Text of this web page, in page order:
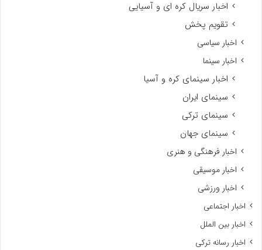
اخبار سریال کره ای و آسیایی
تقویم پخش
اخبار سیاسی
اخبار سینما
اخبار سینمای کره و آسیا
سینمای ایران
سینمای ترکی
سینمای جهان
اخبار فرهنگی و هنری
اخبار موسیقی
اخبار ورزشی
اخبار اجتماعی
اخبار بین الملل
اخبار رسانه ترکی